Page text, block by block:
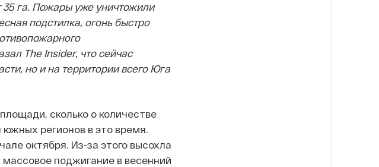
35 га. Пожары уже уничтожили
подстилка, огонь быстро
The Insider, что сейчас
но и на территории всего Юга
сколько о количестве
регионов в это время.
октября. Из-за этого высохла
поджигание в весенний